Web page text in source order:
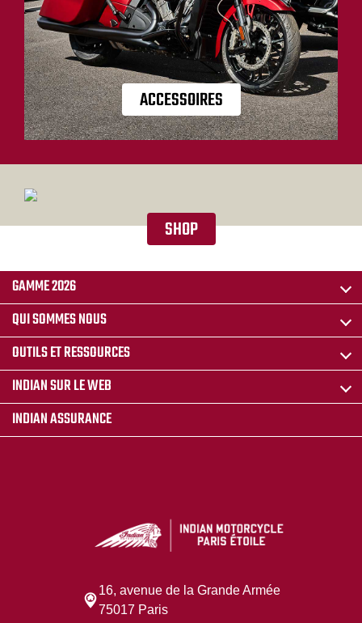
ACCESSOIRES
SHOP
GAMME 2026
QUI SOMMES NOUS
OUTILS ET RESSOURCES
INDIAN SUR LE WEB
INDIAN ASSURANCE
16, avenue de la Grande Armée
75017 Paris